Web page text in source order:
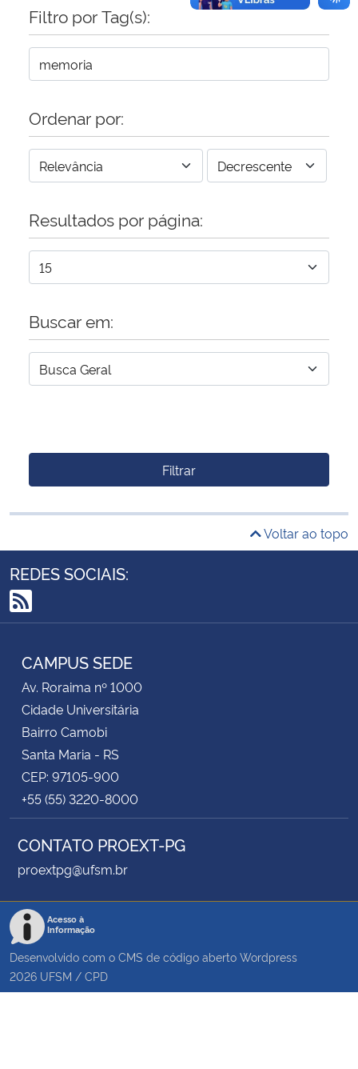
Filtro por Tag(s):
Ordenar por:
Resultados por página:
Buscar em:
Filtrar
Voltar ao topo
REDES SOCIAIS:
RSS
CAMPUS SEDE
Av. Roraima nº 1000
Cidade Universitária
Bairro Camobi
Santa Maria - RS
CEP: 97105-900
+55 (55) 3220-8000
CONTATO PROEXT-PG
proextpg@ufsm.br
Acesso à
Informação
Desenvolvido com o CMS de código aberto Wordpress
2026 UFSM / CPD